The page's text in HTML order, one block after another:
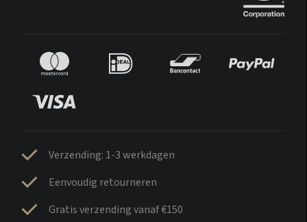
Verzending: 1-3 werkdagen
Eenvoudig retourneren
Gratis verzending vanaf €150